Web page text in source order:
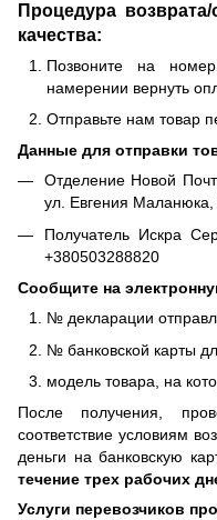
Процедура
качества:
Позвоните на
намерении вернуть
Отправьте нам товар
Данные для отправки
Отделение Новой
ул. Евгения Маланюка,
Получатель Искра
+380503288820
Сообщите на
№ декларации
№ банковской карты
модель товара, на
После получения,
соответствие условиям
деньги на банковскую
течение трех рабочих
Услуги перевозчиков